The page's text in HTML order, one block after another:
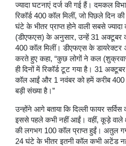
ज्यादा घटनाएं दर्ज की गई हैं। दमकल
रिकॉर्ड 400 कॉल मिलीं, जो पिछले दिन
घंटे के भीतर प्राप्त होने वाली सबसे ज्यादा
(डीएफएस) के अनुसार, उन्हें 31 अक्टूबर
400 कॉल मिलीं। डीएफएस के
करते हुए कहा, “कुछ लोगों ने कल (शुक्रवार
ही दिनों में रिकॉर्ड टूट गया है। 31
कॉल आईं और 1 नवंबर को हमें करीब
बड़ी संख्या है।”
उन्होंने आगे बताया कि दिल्ली फायर
इससे पहले कभी नहीं आईं। वहीं, कूड़े वाले
की लगभग 100 कॉल प्राप्त हुईं। अतुल
24 घंटे के भीतर इतनी कॉल कभी अटेंड